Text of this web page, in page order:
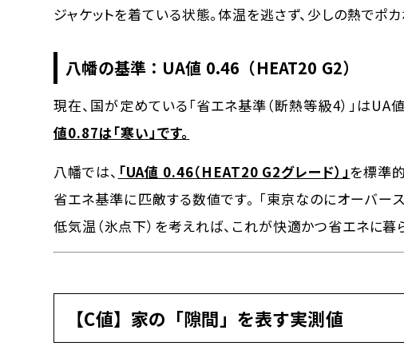
ジャケットを着ている状態。体温を逃さず、少しの熱でポカ
八幡の基準：UA値 0.46（HEAT20 G2）
現在、国が定めている「省エネ基準（断熱等級4）」はUA
値0.87は「寒い」です。
八幡では、 「UA値 0.46（HEAT20 G2グレード）」を標準
省エネ基準に匹敵する数値です。 「東京なのにオーバー
低気温（氷点下）を考えれば、これが快適かつ省エネに暮
【C値】家の「隙間」を表す実測値